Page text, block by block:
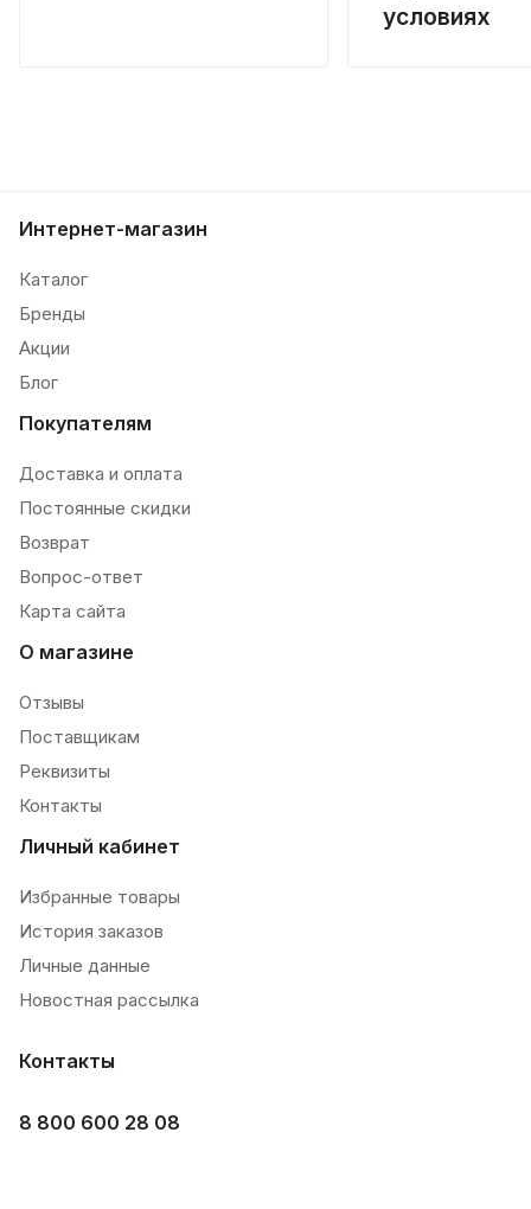
условиях
Интернет-магазин
Каталог
Бренды
Акции
Блог
Покупателям
Доставка и оплата
Постоянные скидки
Возврат
Вопрос-ответ
Карта сайта
О магазине
Отзывы
Поставщикам
Реквизиты
Контакты
Личный кабинет
Избранные товары
История заказов
Личные данные
Новостная рассылка
Контакты
8 800 600 28 08